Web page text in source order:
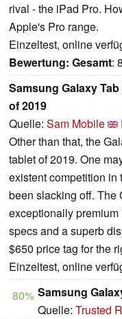
rival - the iPad Pro.
Apple's Pro range.
Einzeltest, online
Bewertung: Gesamt:
Samsung Galaxy
of 2019
Quelle: Sam Mobile
Other than that, the
tablet of 2019. One
existent competition in
been slacking off. The
exceptionally
specs and a superb
$650 price tag for the
Einzeltest, online
80% Samsung
Quelle: Trusted